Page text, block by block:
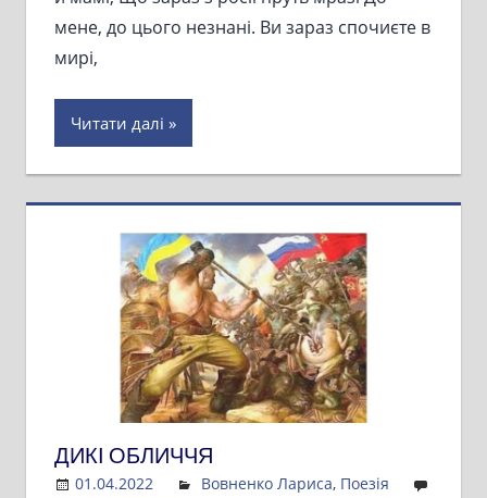
мене, до цього незнані. Ви зараз спочиєте в
мирі,
Читати далі
ДИКІ ОБЛИЧЧЯ
01.04.2022 Admin
Вовненко Лариса, Поезія